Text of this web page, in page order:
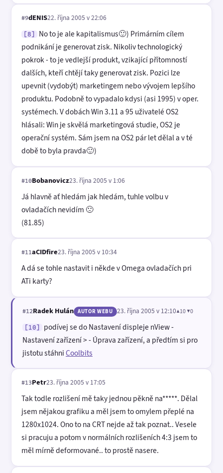
#9dENIS22. října 2005 v 22:06
[8]
No to je ale kapitalismus🙂) Primárním cílem
podnikání je generovat zisk. Nikoliv technologický
pokrok - to je vedlejší produkt, vzikající přítomností
dalších, kteří chtějí taky generovat zisk. Pozici lze
upevnit (vydobýt) marketingem nebo vývojem lepšího
produktu. Podobně to vypadalo kdysi (asi 1995) v oper.
systémech. V dobách Win 3.11 a 95 uživatelé OS2
hlásali: Win je skvělá marketingová studie, OS2 je
operační systém. Sám jsem na OS2 pár let dělal a v té
době to byla pravda🙂)
#10Bobanovicz23. října 2005 v 1:06
Já hlavně ať hledám jak hledám, tuhle volbu v
ovladačích nevidím 🙁
(81.85)
#11aCIDfire23. října 2005 v 10:34
A dá se tohle nastavit i někde v Omega ovladačích pri
ATi karty?
#12Radek Hulán AUTOR WEBU 23. října 2005 v 12:10▲10 ▼0
[10]
podívej se do Nastavení displeje nView -
Nastavení zařízení > - Úprava zařízení, a předtím si pro
jistotu stáhniCoolbits
#13Petr23. října 2005 v 17:05
Tak todle rozlišení mě taky jednou pěkně na*****. Dělal
jsem nějakou grafiku a měl jsem to omylem přeplé na
1280x1024. Ono to na CRT nejde až tak poznat.. Vesele
si pracuju a potom v normálních rozlišeních 4:3 jsem to
měl mírně deformované.. to prostě nasere.